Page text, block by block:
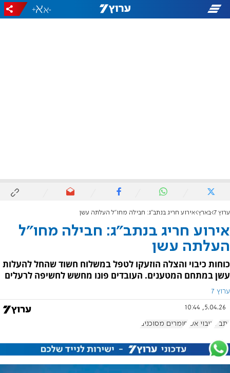
-
+
ערוץ 7 בארץ אירוע חריג בנתב"ג: חבילה מחו"ל העלתה עשן
אירוע חריג בנתב"ג: חבילה מחו"ל
העלתה עשן
כוחות כיבוי והצלה הוזעקו לטפל במשלוח חשוד שהחל להעלות
עשן במתחם המטענים. העובדים פונו מחשש לחשיפה לרעלים
ערוץ 7
5.04.26, 10:44
נתב"ג כיבוי אש חומרים מסוכנים